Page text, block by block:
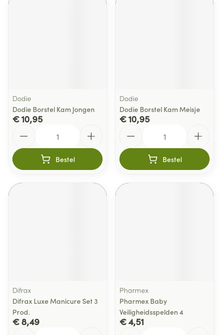
Dodie
Dodie Borstel Kam Jongen
€ 10,95
Bestel
Dodie
Dodie Borstel Kam Meisje
€ 10,95
Bestel
Difrax
Difrax Luxe Manicure Set 3
Prod.
€ 8,49
Pharmex
Pharmex Baby
Veiligheidsspelden 4
€ 4,51